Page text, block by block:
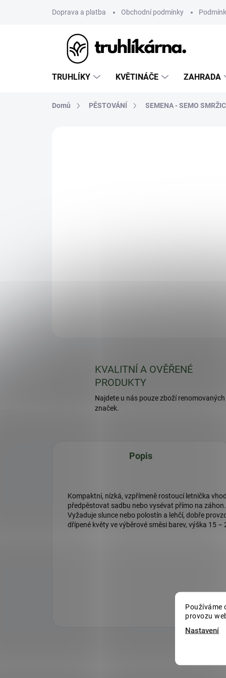
Používáme
provozu
Nastavení
Doprava a platba Obchodní podmínky
TRUHLÍKY KVĚTINÁČE ZAHRADA
Domů PĚSTOVÁNÍ SEMENA - SEMO
KVALITNÍ A OVĚŘENÉ
PRODUKTY
Najdete u nás pouze zboží renomovaných
značek.
Popis
Kompaktní, nízká, vzpřímeně rostoucí letnička
předpěstovat sadbu nebo vysévat přímo na
Vyžaduje slunce nebo polostín a lehčí, dobře
dřípené květy ve výběrové směsi barev, výška 15 –